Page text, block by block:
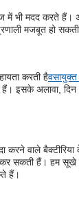
में भी मदद करते
मजबूत हो
करती है
इसके अलावा,
करने वाले
सकती हैं। हम
हैं।